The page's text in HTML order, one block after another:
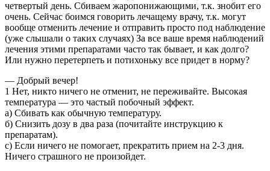
четвертый день. Сбиваем жаропонижающими, т.к. знобит его
очень. Сейчас боимся говорить лечащему врачу, т.к. могут
вообще отменить лечение и отправить просто под наблюдение
(уже слышали о таких случаях) За все ваше время наблюдений
лечения этими препаратами часто так бывает, и как долго?
Или нужно перетерпеть и потихоньку все придет в норму?
— Добрый вечер!
1 Нет, никто ничего не отменит, не переживайте. Высокая
температура — это частый побочный эффект.
а) Сбивать как обычную температуру.
б) Снизить дозу в два раза (почитайте инструкцию к
препаратам).
с) Если ничего не помогает, прекратить прием на 2-3 дня.
Ничего страшного не произойдет.